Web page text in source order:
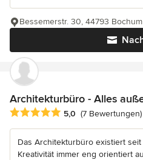
Bessemerstr. 30, 44793 Bochum
Architekturbüro - Alles
Durchschnittliche Bewertung: 5
5,0 (7 Bewertungen)
Das Architekturbüro existiert
Kreativität immer eng orientiert